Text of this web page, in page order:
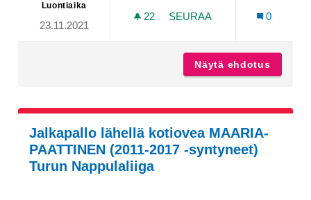
Luontiaika
23.11.2021
22 22 SEURAAJAA
SEURAA
0
Näytä ehdotus
Jalkapallo lähellä kotiovea MAARIA-
PAATTINEN (2011-2017 -syntyneet)
Turun Nappulaliiga